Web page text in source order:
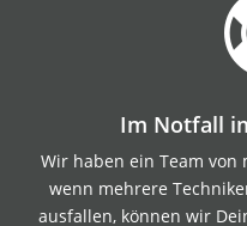
Im Notfall
Wir haben ein Team von
wenn mehrere
ausfallen, können wir